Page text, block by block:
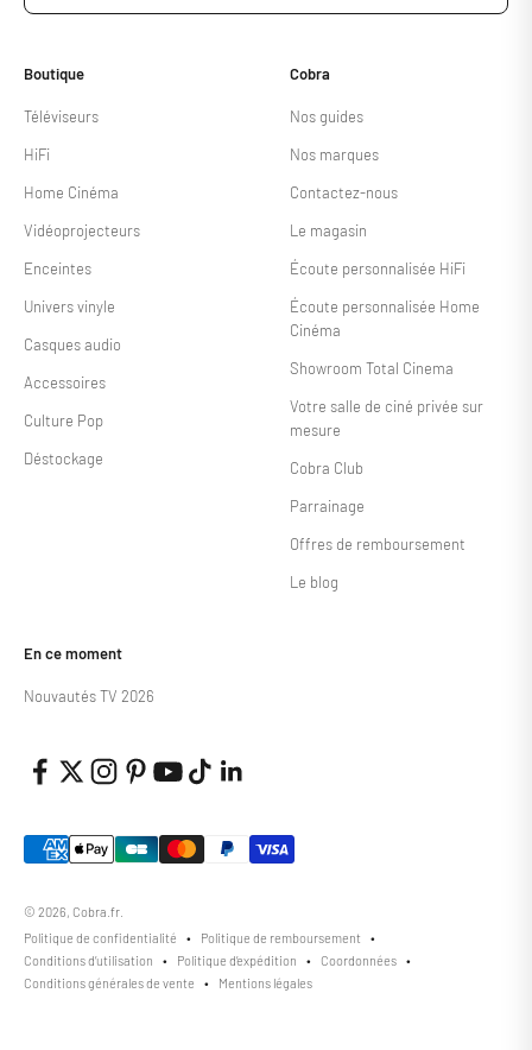
Boutique
Téléviseurs
HiFi
Home Cinéma
Vidéoprojecteurs
Enceintes
Univers vinyle
Casques audio
Accessoires
Culture Pop
Déstockage
Cobra
Nos guides
Nos marques
Contactez-nous
Le magasin
Écoute personnalisée HiFi
Écoute personnalisée Home
Cinéma
Showroom Total Cinema
Votre salle de ciné privée sur
mesure
Cobra Club
Parrainage
Offres de remboursement
Le blog
En ce moment
Nouvautés TV 2026
© 2026, Cobra.fr.
Politique de confidentialité
Politique de remboursement
Conditions d’utilisation
Politique d’expédition
Coordonnées
Conditions générales de vente
Mentions légales